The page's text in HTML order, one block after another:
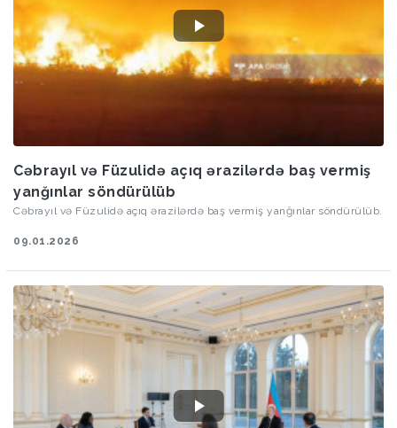
Cəbrayıl və Füzulidə açıq ərazilərdə baş vermiş
yanğınlar söndürülüb
Cəbrayıl və Füzulidə açıq ərazilərdə baş vermiş yanğınlar söndürülüb.
09.01.2026